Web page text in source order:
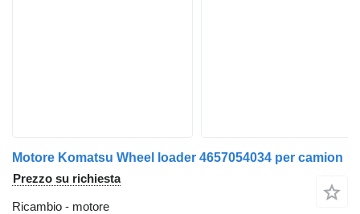
Motore Komatsu Wheel loader 4657054034 per camion
Prezzo su richiesta
Ricambio - motore